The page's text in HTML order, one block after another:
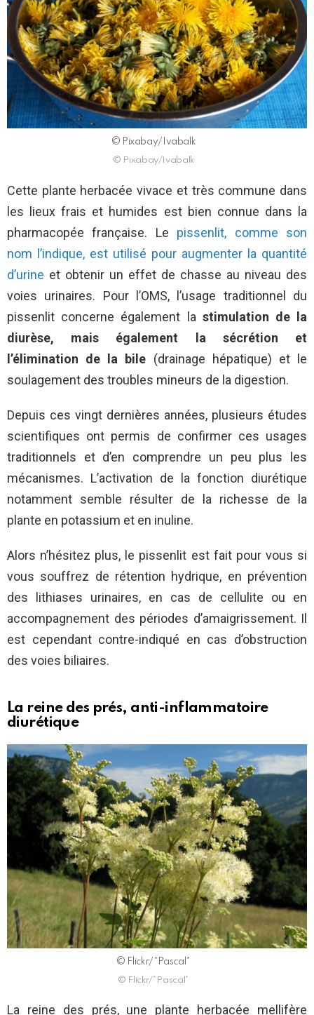
© Pixabay/Ivabalk
© Pixabay/Ivabalk
Cette plante herbacée vivace et très commune dans
les lieux frais et humides est bien connue dans la
pharmacopée française. Le pissenlit, comme son
nom l’indique, est utilisé pour augmenter la quantité
d’urine et obtenir un effet de chasse au niveau des
voies urinaires. Pour l’OMS, l’usage traditionnel du
pissenlit concerne également la stimulation de la
diurèse, mais également la sécrétion et
l’élimination de la bile (drainage hépatique) et le
soulagement des troubles mineurs de la digestion.
Depuis ces vingt dernières années, plusieurs études
scientifiques ont permis de confirmer ces usages
traditionnels et d’en comprendre un peu plus les
mécanismes. L’activation de la fonction diurétique
notamment semble résulter de la richesse de la
plante en potassium et en inuline.
Alors n’hésitez plus, le pissenlit est fait pour vous si
vous souffrez de rétention hydrique, en prévention
des lithiases urinaires, en cas de cellulite ou en
accompagnement des périodes d’amaigrissement. Il
est cependant contre-indiqué en cas d’obstruction
des voies biliaires.
La reine des prés, anti-inflammatoire
diurétique
© Flickr/*Pascal*
© Flickr/*Pascal*
La reine des prés, une plante herbacée mellifère